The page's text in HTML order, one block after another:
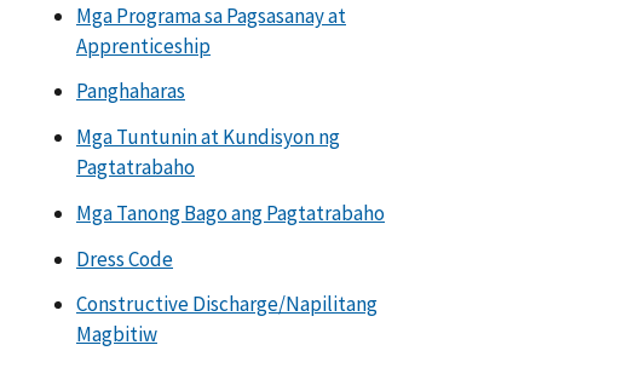
Mga Programa sa Pagsasanay at
Apprenticeship
Panghaharas
Mga Tuntunin at Kundisyon ng
Pagtatrabaho
Mga Tanong Bago ang Pagtatrabaho
Dress Code
Constructive Discharge/Napilitang
Magbitiw